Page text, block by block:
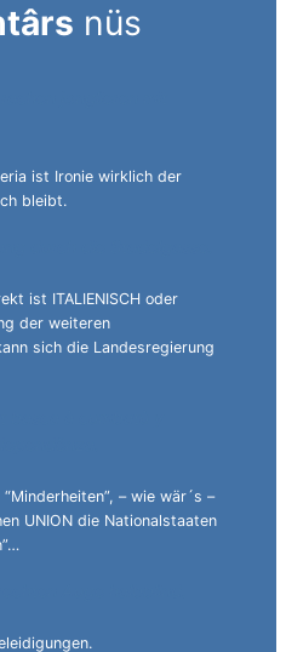
nüs
ist Ironie wirklich der
bleibt.
ist ITALIENISCH oder
der weiteren
sich die Landesregierung
– wie wär´s –
UNION die Nationalstaaten